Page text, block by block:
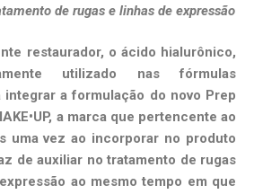
de rugas e linhas de expressão
restaurador, o ácido hialurônico,
utilizado nas fórmulas
integrar a formulação do novo Prep
a marca que pertencente ao
uma vez ao incorporar no produto
de auxiliar no tratamento de rugas
ao mesmo tempo em que